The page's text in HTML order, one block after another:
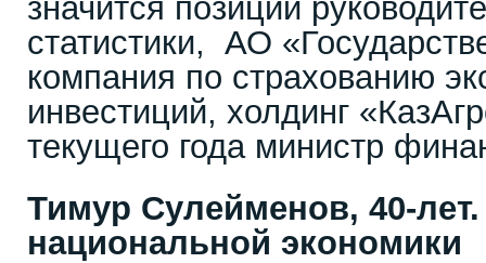
значится позиции
статистики, АО
компания по страхованию
инвестиций, холдинг
текущего года министр
Тимур Сулейменов, 40-
национальной экономики